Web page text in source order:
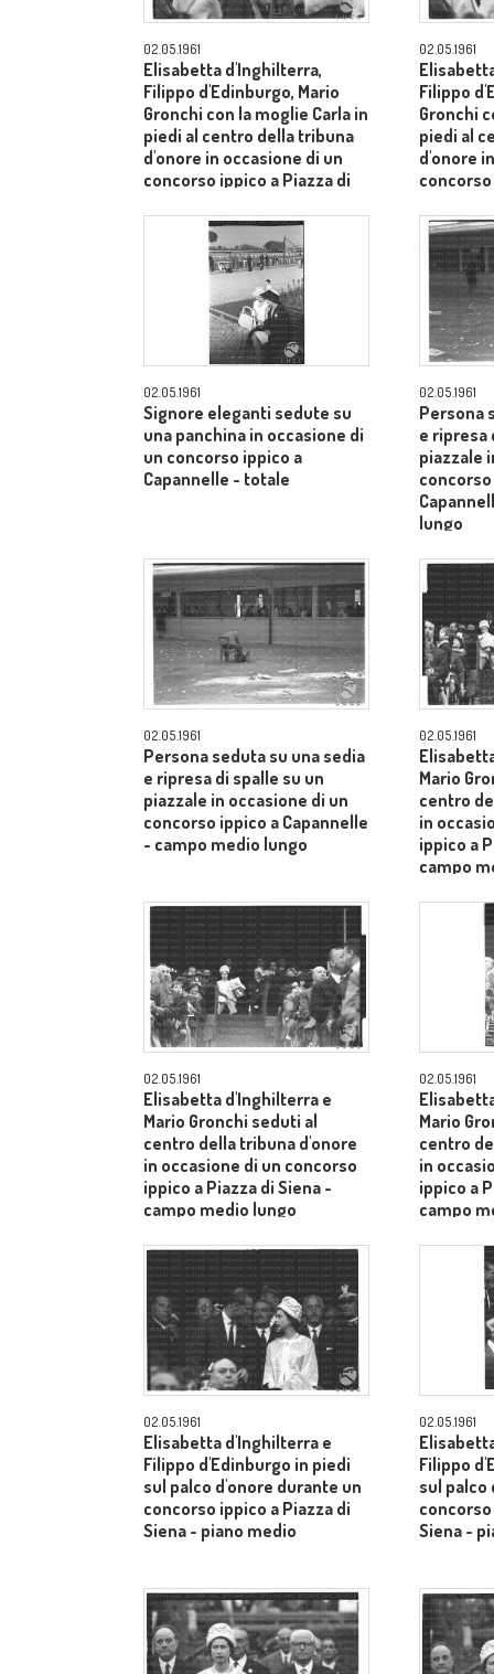
02.05.1961
Elisabetta d'Inghilterra,
Filippo d'Edinburgo, Mario
Gronchi con la moglie Carla in
piedi al centro della tribuna
d'onore in occasione di un
concorso ippico a Piazza di
02.05.1961
Filippo
Gronchi
piedi al
d'onore
02.05.1961
Signore eleganti sedute su
una panchina in occasione di
un concorso ippico a
Capannelle - totale
02.05.1961
Persona
e ripresa
piazzale
concorso
lungo
02.05.1961
Persona seduta su una sedia
e ripresa di spalle su un
piazzale in occasione di un
concorso ippico a Capannelle
- campo medio lungo
02.05.1961
Mario
centro
in
ippico a
campo
02.05.1961
Elisabetta d'Inghilterra e
Mario Gronchi seduti al
centro della tribuna d'onore
in occasione di un concorso
ippico a Piazza di Siena -
campo medio lungo
02.05.1961
Mario
centro
in
ippico a
campo
02.05.1961
Elisabetta d'Inghilterra e
Filippo d'Edinburgo in piedi
sul palco d'onore durante un
concorso ippico a Piazza di
Siena - piano medio
02.05.1961
Filippo
sul palco
Siena -